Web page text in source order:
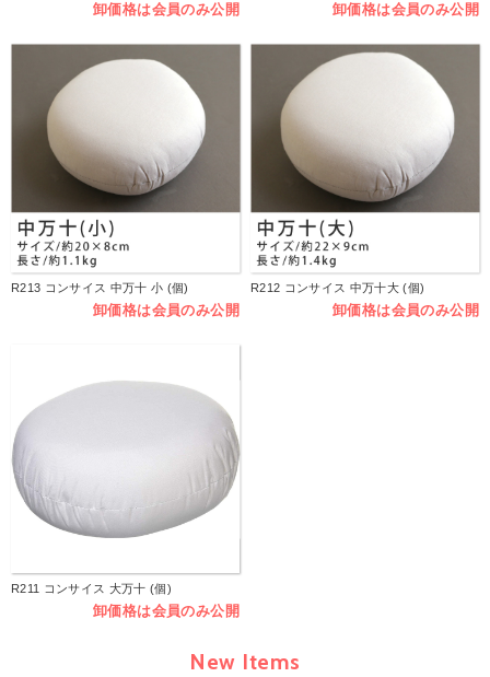
卸価格は会員のみ公開 卸価格は会員のみ公開
R213 コンサイス 中万十 小 (個)
卸価格は会員のみ公開
R212 コンサイス 中万十大 (個)
卸価格は会員のみ公開
R211 コンサイス 大万十 (個)
卸価格は会員のみ公開
New Items